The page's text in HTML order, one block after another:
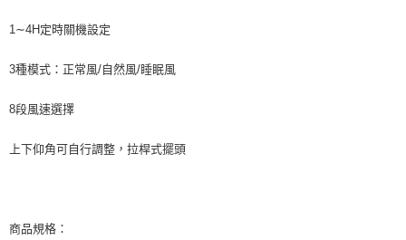
1∼4H定時關機設定
3種模式：正常風/自然風/睡眠風
8段風速選擇
上下仰角可自行調整，拉桿式擺頭
商品規格：